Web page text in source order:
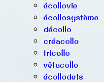
écollovie
écollosystème
décollo
créacollo
tricollo
vêtacollo
écollodets